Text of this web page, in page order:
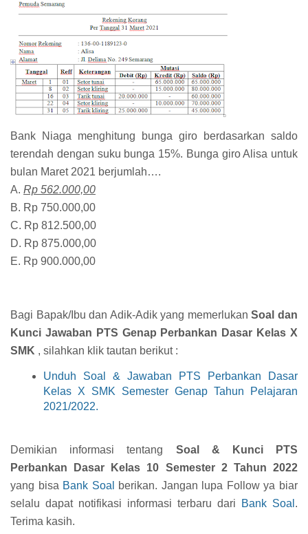
Bank Niaga menghitung bunga giro berdasarkan saldo
terendah dengan suku bunga 15%. Bunga giro Alisa untuk
bulan Maret 2021 berjumlah….
A. Rp 562.000,00
B. Rp 750.000,00
C. Rp 812.500,00
D. Rp 875.000,00
E. Rp 900.000,00
Bagi Bapak/Ibu dan Adik-Adik yang memerlukanSoal dan
Kunci Jawaban PTS Genap Perbankan Dasar Kelas X
SMK , silahkan klik tautan berikut :
Unduh Soal & Jawaban PTS Perbankan Dasar
Kelas X SMK Semester Genap Tahun Pelajaran
2021/2022.
Demikian informasi tentang Soal & Kunci PTS
Perbankan Dasar Kelas 10 Semester 2 Tahun 2022
yang bisa Bank Soal
berikan. Jangan lupa Follow ya biar
selalu dapat notifikasi informasi terbaru dari
Bank Soal .
Terima kasih.